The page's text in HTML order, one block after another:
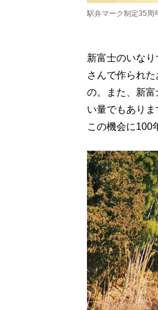
駅弁マーク制定35周
新富士のいな
さんで作られ
の。また、新
い量でもありま
この機会に100